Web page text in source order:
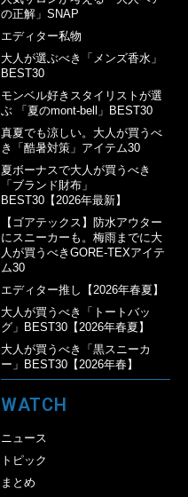
の正解」SNAP
エディター私物
大人が選ぶべき「メンズ香水」
BEST30
モンベル好きスタイリストが選
ぶ 「夏のmont-bell」BEST30
真夏でも涼しい。大人が買うべ
き「酷暑対策」アイテム30
夏ボーナスで大人が買うべき
「ブランド財布」
BEST30【2026年最新】
【ゴアテックス】防水アウター
にスニーカーも。梅雨までに大
人が買うべきGORE-TEXアイテ
ム30
エディター推し【2026年春夏】
大人が買うべき「トートバッ
グ」BEST30【2026年春夏】
大人が買うべき「黒スニーカ
ー」BEST30【2026年春】
WATCH
ニュース
トピック
まとめ